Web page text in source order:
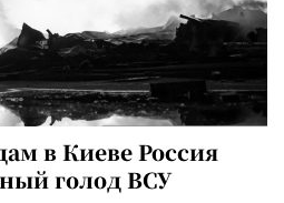
в Киеве Россия
голод ВСУ